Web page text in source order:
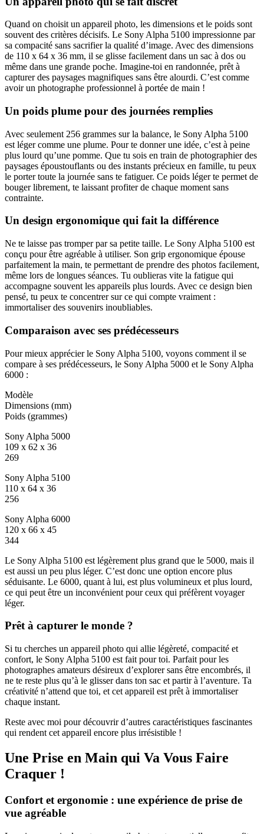
Quand on choisit un appareil photo, les dimensions et le poids sont
souvent des critères décisifs. Le Sony Alpha 5100 impressionne par
sa compacité sans sacrifier la qualité d’image. Avec des dimensions
de 110 x 64 x 36 mm, il se glisse facilement dans un sac à dos ou
même dans une grande poche. Imagine-toi en randonnée, prêt à
capturer des paysages magnifiques sans être alourdi. C’est comme
avoir un photographe professionnel à portée de main !
Un poids plume pour des journées remplies
Avec seulement 256 grammes sur la balance, le Sony Alpha 5100
est léger comme une plume. Pour te donner une idée, c’est à peine
plus lourd qu’une pomme. Que tu sois en train de photographier des
paysages époustouflants ou des instants précieux en famille, tu peux
le porter toute la journée sans te fatiguer. Ce poids léger te permet de
bouger librement, te laissant profiter de chaque moment sans
contrainte.
Un design ergonomique qui fait la différence
Ne te laisse pas tromper par sa petite taille. Le Sony Alpha 5100 est
conçu pour être agréable à utiliser. Son grip ergonomique épouse
parfaitement la main, te permettant de prendre des photos facilement,
même lors de longues séances. Tu oublieras vite la fatigue qui
accompagne souvent les appareils plus lourds. Avec ce design bien
pensé, tu peux te concentrer sur ce qui compte vraiment :
immortaliser des souvenirs inoubliables.
Comparaison avec ses prédécesseurs
Pour mieux apprécier le Sony Alpha 5100, voyons comment il se
compare à ses prédécesseurs, le Sony Alpha 5000 et le Sony Alpha
6000 :
Modèle
Dimensions (mm)
Poids (grammes)
Sony Alpha 5000
109 x 62 x 36
269
Sony Alpha 5100
110 x 64 x 36
256
Sony Alpha 6000
120 x 66 x 45
344
Le Sony Alpha 5100 est légèrement plus grand que le 5000, mais il
est aussi un peu plus léger. C’est donc une option encore plus
séduisante. Le 6000, quant à lui, est plus volumineux et plus lourd,
ce qui peut être un inconvénient pour ceux qui préfèrent voyager
léger.
Prêt à capturer le monde ?
Si tu cherches un appareil photo qui allie légèreté, compacité et
confort, le Sony Alpha 5100 est fait pour toi. Parfait pour les
photographes amateurs désireux d’explorer sans être encombrés, il
ne te reste plus qu’à le glisser dans ton sac et partir à l’aventure. Ta
créativité n’attend que toi, et cet appareil est prêt à immortaliser
chaque instant.
Reste avec moi pour découvrir d’autres caractéristiques fascinantes
qui rendent cet appareil encore plus irrésistible !
Une Prise en Main qui Va Vous Faire
Craquer !
Confort et ergonomie : une expérience de prise de
vue agréable